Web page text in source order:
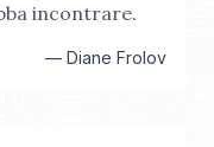
incontrare.
— Diane Frolov